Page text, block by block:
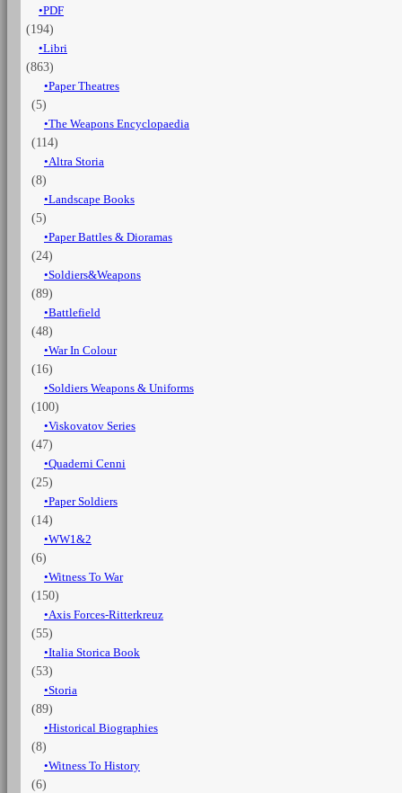
Tomo
quantità
PDF
(194)
Libri
(863)
Paper Theatres
(5)
The Weapons Encyclopaedia
(114)
Altra Storia
(8)
Landscape Books
(5)
Paper Battles & Dioramas
(24)
Soldiers&Weapons
(89)
Battlefield
(48)
War In Colour
(16)
Soldiers Weapons & Uniforms
(100)
Viskovatov Series
(47)
Quaderni Cenni
(25)
Paper Soldiers
(14)
WW1&2
(6)
Witness To War
(150)
Axis Forces-Ritterkreuz
(55)
Italia Storica Book
(53)
Storia
(89)
Historical Biographies
(8)
Witness To History
(6)